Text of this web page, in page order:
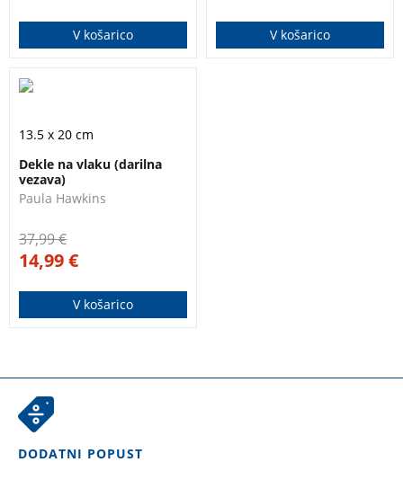
največjih kolesarjev
današnjega časa.
V košarico
uvrstimo med
najboljše, kar
V košarico
več kot 23 milijoni
svetu!
13.5 x 20 cm
Dekle na vlaku (darilna
vezava)
Paula Hawkins
37,99€
14,99€
V košarico
DODATNI POPUST